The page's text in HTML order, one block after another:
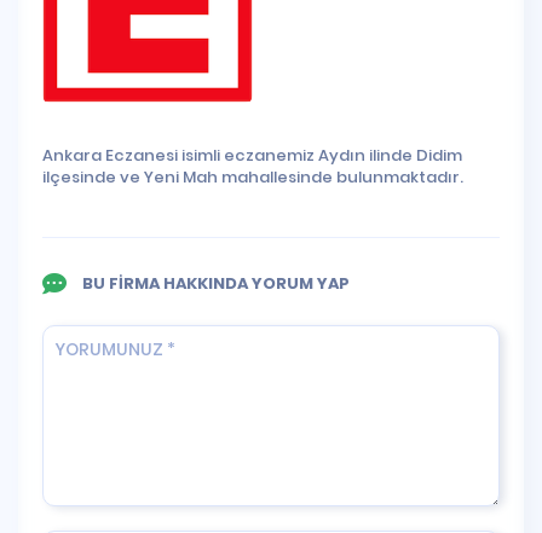
Ankara Eczanesi isimli eczanemiz Aydın ilinde Didim
ilçesinde ve Yeni Mah mahallesinde bulunmaktadır.
BU FİRMA HAKKINDA YORUM YAP